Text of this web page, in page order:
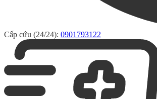
Cấp cứu (24/24): 0901793122